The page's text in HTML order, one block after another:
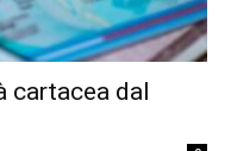
cartacea dal